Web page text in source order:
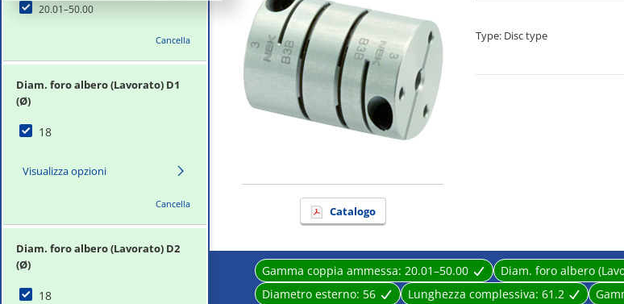
20.01–50.00
Cancella
Diam. foro albero (Lavorato) D1
(Ø)
18
Visualizza opzioni
Cancella
Diam. foro albero (Lavorato) D2
(Ø)
18
Catalogo
Type: Disc type
Gamma coppia ammessa: 20.01–50.00 Diam. foro albero
Diametro esterno: 56 Lunghezza complessiva: 61.2